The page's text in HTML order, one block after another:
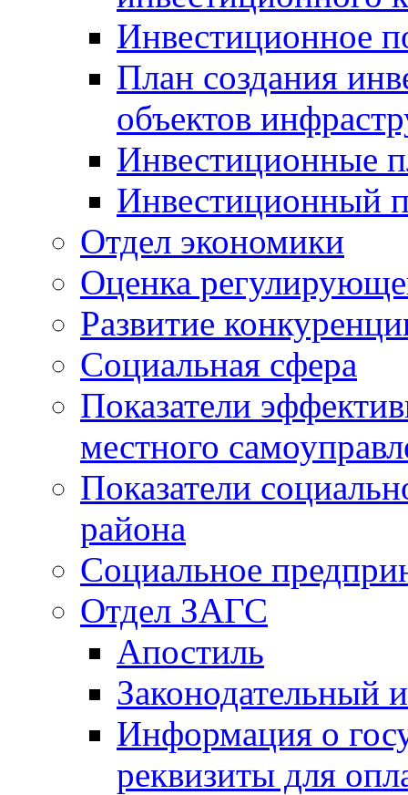
Инвестиционное
План создания
объектов
Инвестиционные
Инвестиционный
Отдел экономики
Оценка
Развитие
Социальная сфера
Показатели
местного
Показатели
района
Социальное
Отдел ЗАГС
Апостиль
Законодательный
Информация о
реквизиты для